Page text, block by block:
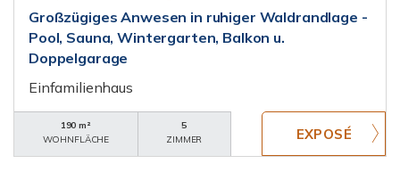
Großzügiges Anwesen in ruhiger Waldrandlage -
Pool, Sauna, Wintergarten, Balkon u.
Doppelgarage
Einfamilienhaus
190 m²
WOHNFLÄCHE
5
ZIMMER